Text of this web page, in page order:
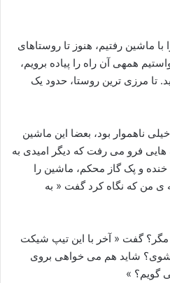
ماشین رفتیم، هنوز تا روستاهای
همهی آن راه را پیاده برویم،
مرزی ترین روستا، حدود یک
ناهموار بود، بعضا این ماشین
هایی فرو می رفت که دیگر امیدی به
خنده و پک گاز محکم، ماشین را
ی من که نگاه کرد گفت « به
گفت « آخر با این تیپ شیکت
شوی؟ شاید هم می خواهی بروی
»